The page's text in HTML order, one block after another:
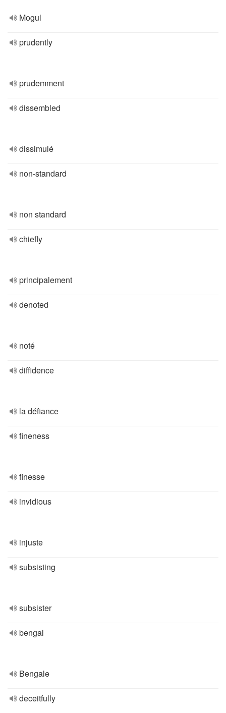
Mogul
prudently
prudemment
dissembled
dissimulé
non-standard
non standard
chiefly
principalement
denoted
noté
diffidence
la défiance
fineness
finesse
invidious
injuste
subsisting
subsister
bengal
Bengale
deceitfully